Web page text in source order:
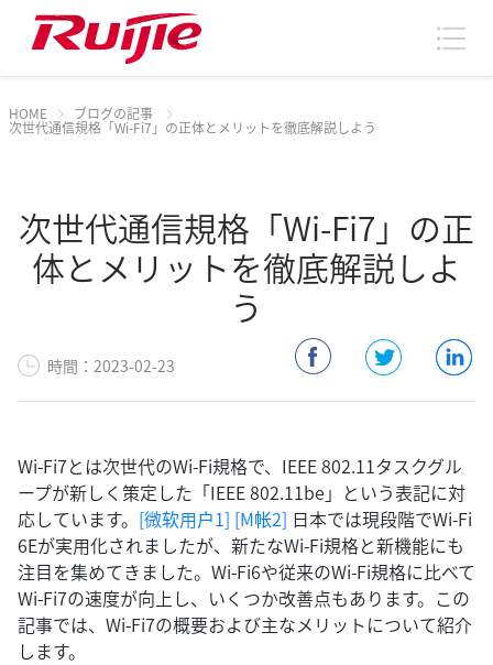
HOME ブログの記事
次世代通信規格「Wi-Fi7」の正体とメリットを徹底解説しよう
次世代通信規格「Wi-Fi7」の正
体とメリットを徹底解説しよ
う
時間：2023-02-23
Wi-Fi7とは次世代のWi-Fi規格で、IEEE 802.11タスクグル
ープが新しく策定した「IEEE 802.11be」という表記に対
応しています。 [微软用户1] [M帐2] 日本では現段階でWi-Fi
6Eが実用化されましたが、新たなWi-Fi規格と新機能にも
注目を集めてきました。Wi-Fi6や従来のWi-Fi規格に比べて
Wi-Fi7の速度が向上し、いくつか改善点もあります。この
記事では、Wi-Fi7の概要および主なメリットについて紹介
します。